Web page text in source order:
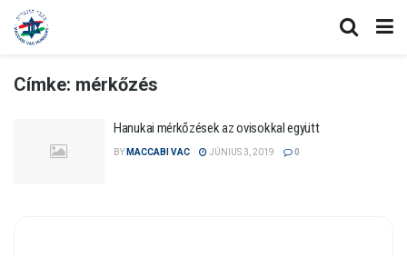
Címke: mérkőzés
Hanukai mérkőzések az ovisokkal együtt
BY MACCABI VAC JÚNIUS 3, 2019 0